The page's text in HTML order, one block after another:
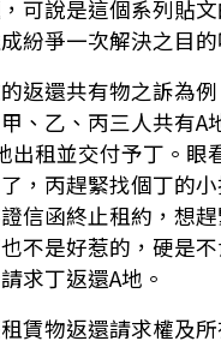
可說是這個系列貼
紛爭一次解決之目的
返還共有物之訴為
、乙、丙三人共有A
出租並交付予丁。眼
，丙趕緊找個丁的
信函終止租約，想
不是好惹的，硬是
求丁返還A地。
賃物返還請求權及